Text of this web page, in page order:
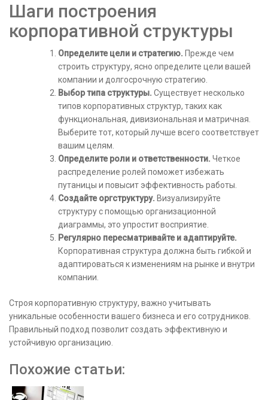
Шаги построения
корпоративной структуры
Определите цели и стратегию. Прежде чем
строить структуру, ясно определите цели вашей
компании и долгосрочную стратегию.
Выбор типа структуры. Существует несколько
типов корпоративных структур, таких как
функциональная, дивизиональная и матричная.
Выберите тот, который лучше всего соответствует
вашим целям.
Определите роли и ответственности. Четкое
распределение ролей поможет избежать
путаницы и повысит эффективность работы.
Создайте оргструктуру. Визуализируйте
структуру с помощью организационной
диаграммы, это упростит восприятие.
Регулярно пересматривайте и адаптируйте.
Корпоративная структура должна быть гибкой и
адаптироваться к изменениям на рынке и внутри
компании.
Строя корпоративную структуру, важно учитывать
уникальные особенности вашего бизнеса и его сотрудников.
Правильный подход позволит создать эффективную и
устойчивую организацию.
Похожие статьи: